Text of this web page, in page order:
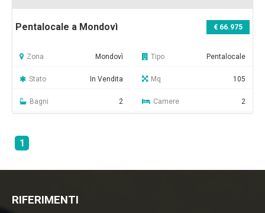
Pentalocale a Mondovì € 66.975
Zona Mondovì Tipo Pentalocale
Stato In Vendita Mq 105
Bagni 2 Camere 2
1
RIFERIMENTI